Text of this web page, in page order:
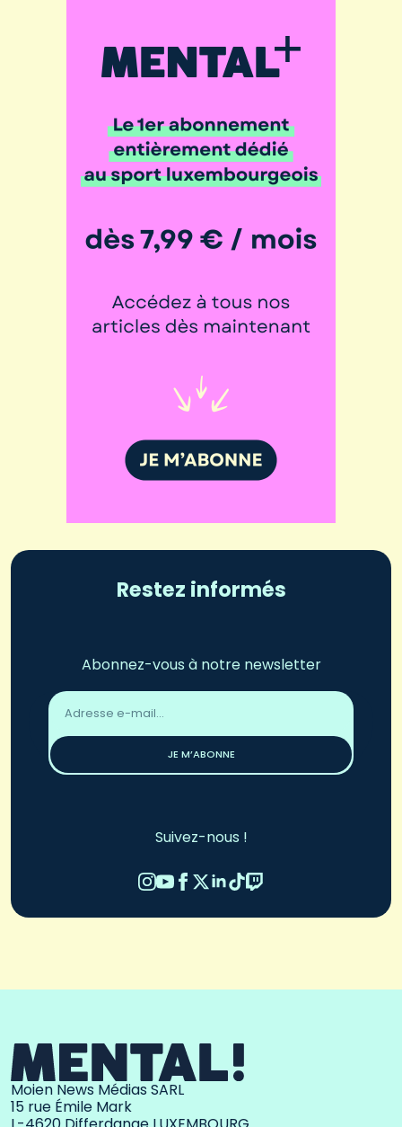
Restez informés
Abonnez-vous à notre newsletter
Adresse
email
JE M’ABONNE
Suivez-nous !
Moien News Médias SARL
15 rue Émile Mark